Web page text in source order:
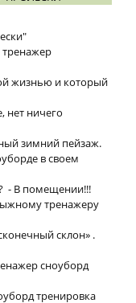
жизнью и который
нет ничего
зимний пейзаж.
в своем
- В помещении!!!
тренажеру
склон» .
сноуборд
тренировка